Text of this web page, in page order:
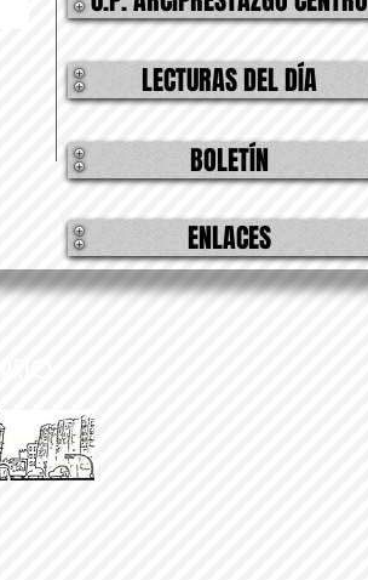
ENLACES
BOLETÍN
LECTURAS DEL DÍA